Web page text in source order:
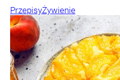
PrzepisyŻywienie